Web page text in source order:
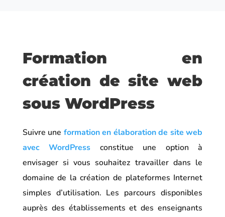
Formation en
création de site web
sous WordPress
Suivre une formation en élaboration de site web
avec WordPress constitue une option à
envisager si vous souhaitez travailler dans le
domaine de la création de plateformes Internet
simples d’utilisation. Les parcours disponibles
auprès des établissements et des enseignants